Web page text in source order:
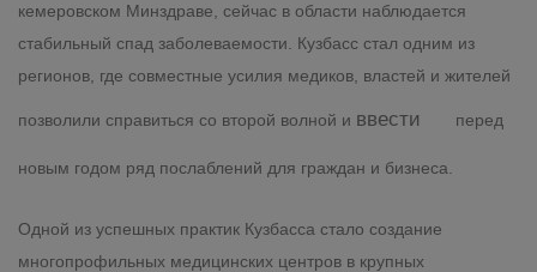
кемеровском Минздраве, сейчас в области наблюдается
стабильный спад заболеваемости. Кузбасс стал одним из
регионов, где совместные усилия медиков, властей и жителей
позволили справиться со второй волной и ввести перед
новым годом ряд послаблений для граждан и бизнеса.
Одной из успешных практик Кузбасса стало создание
многопрофильных медицинских центров в крупных